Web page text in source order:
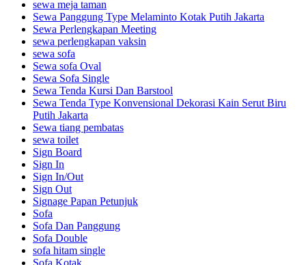
sewa meja taman
Sewa Panggung Type Melaminto Kotak Putih Jakarta
Sewa Perlengkapan Meeting
sewa perlengkapan vaksin
sewa sofa
Sewa sofa Oval
Sewa Sofa Single
Sewa Tenda Kursi Dan Barstool
Sewa Tenda Type Konvensional Dekorasi Kain Serut Biru
Putih Jakarta
Sewa tiang pembatas
sewa toilet
Sign Board
Sign In
Sign In/Out
Sign Out
Signage Papan Petunjuk
Sofa
Sofa Dan Panggung
Sofa Double
sofa hitam single
Sofa Kotak